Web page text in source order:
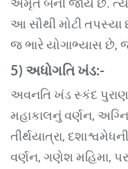
અમૃત બની જાય છે.
આ સૌથી મોટી
જ ભારે યોગાભ્યાસ છે, જે
5) અધોગતિખંડ:-
અવનતિ ખંડ સ્કંદ
મહાકાલનું વર્ણન,
તીર્થયાત્રા,
વર્ણન, ગણેશ મહિમા,